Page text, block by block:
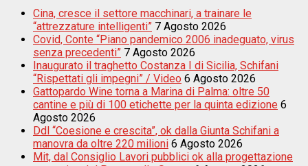
Cina, cresce il settore macchinari, a trainare le
“attrezzature intelligenti” 7 Agosto 2026
Covid, Conte “Piano pandemico 2006 inadeguato, virus
senza precedenti” 7 Agosto 2026
Inaugurato il traghetto Costanza I di Sicilia, Schifani
“Rispettati gli impegni” / Video 6 Agosto 2026
Gattopardo Wine torna a Marina di Palma: oltre 50
cantine e più di 100 etichette per la quinta edizione 6
Agosto 2026
Ddl “Coesione e crescita”, ok dalla Giunta Schifani a
manovra da oltre 220 milioni 6 Agosto 2026
Mit, dal Consiglio Lavori pubblici ok alla progettazione